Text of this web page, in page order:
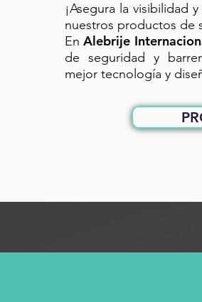
¡Asegura la visibilidad
nuestros productos de
EnAlebrije
de seguridad y
mejor tecnología y